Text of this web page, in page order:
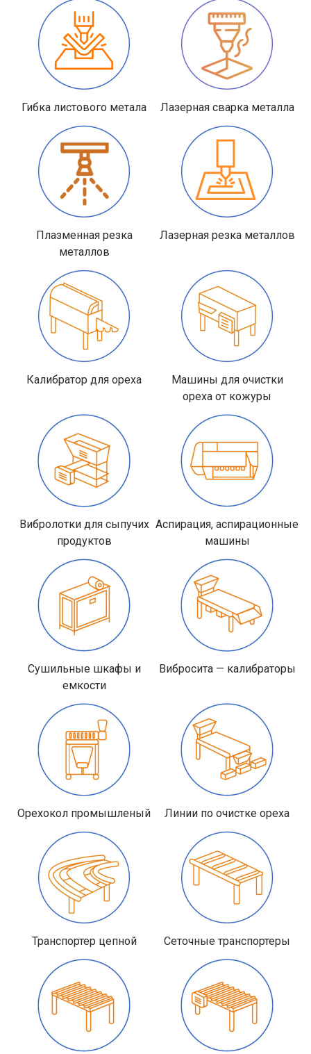
Гибка листового метала Лазерная сварка металла
Плазменная резка
металлов
Лазерная резка металлов
Калибратор для ореха
Машины для очистки
ореха от кожуры
Вибролотки для сыпучих
продуктов
Аспирация, аспирационные
машины
Сушильные шкафы и
емкости
Вибросита — калибраторы
Орехокол промышленый Линии по очистке ореха
Транспортер цепной Сеточные транспортеры